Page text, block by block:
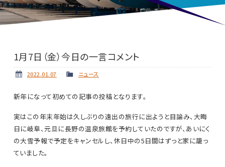
1月7日（金）今日の一言コメント
2022.01.07 ニュース
新年になって初めての記事の投稿となります。
実はこの年末年始は久しぶりの遠出の旅行に出ようと目論み、大晦
日に岐阜、元旦に長野の温泉旅館を予約していたのですが、あいにく
の大雪予報で予定をキャンセルし、休日中の5日間はずっと家に籠っ
ていました。